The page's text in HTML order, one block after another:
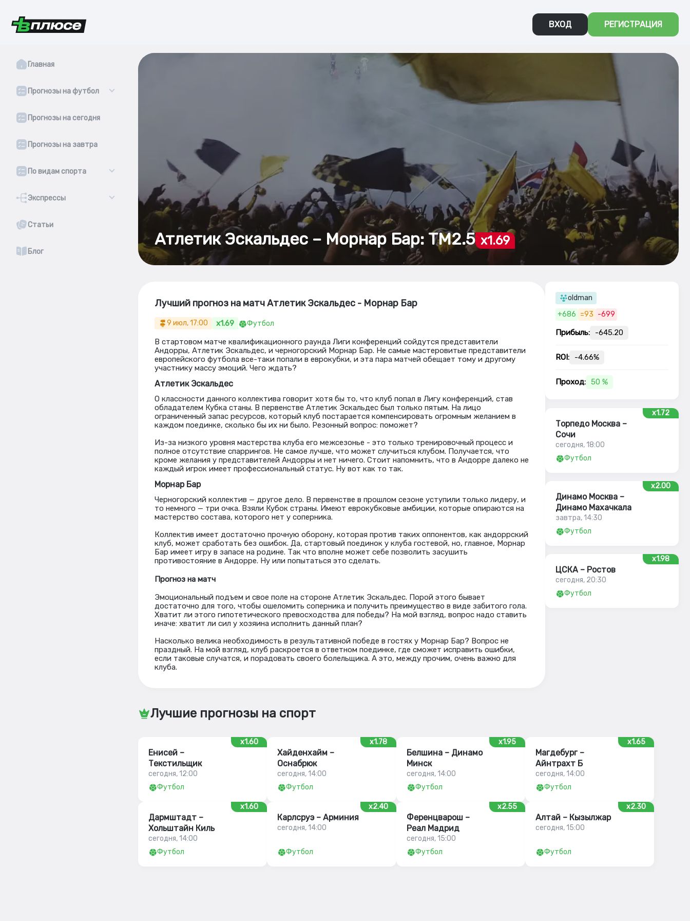
ВХОД РЕГИСТРАЦИЯ
Главная
Прогнозы на футбол
Прогнозы на сегодня
Прогнозы на завтра
По видам спорта
Экспрессы
Статьи
Блог
Атлетик Эскальдес – Морнар Бар: ТМ2.5 x1.69
Лучший прогноз на матч Атлетик Эскальдес - Морнар Бар
9 июл, 17:00 x1.69 Футбол
В стартовом матче квалификационного раунда Лиги конференций сойдутся представители
Андорры, Атлетик Эскальдес, и черногорский Морнар Бар. Не самые мастеровитые представители
европейского футбола все-таки попали в еврокубки, и эта пара матчей обещает тому и другому
участнику массу эмоций. Чего ждать?
Атлетик Эскальдес
О классности данного коллектива говорит хотя бы то, что клуб попал в Лигу конференций, став
обладателем Кубка станы. В первенстве Атлетик Эскальдес был только пятым. На лицо
ограниченный запас ресурсов, который клуб постарается компенсировать огромным желанием в
каждом поединке, сколько бы их ни было. Резонный вопрос: поможет?
Из-за низкого уровня мастерства клуба его межсезонье - это только тренировочный процесс и
полное отсутствие спаррингов. Не самое лучше, что может случиться клубом. Получается, что
кроме желания у представителей Андорры и нет ничего. Стоит напомнить, что в Андорре далеко не
каждый игрок имеет профессиональный статус. Ну вот как то так.
Морнар Бар
Черногорский коллектив — другое дело. В первенстве в прошлом сезоне уступили только лидеру, и
то немного — три очка. Взяли Кубок страны. Имеют еврокубковые амбиции, которые опираются на
мастерство состава, которого нет у соперника.
Коллектив имеет достаточно прочную оборону, которая против таких оппонентов, как андоррский
клуб, может сработать без ошибок. Да, стартовый поединок у клуба гостевой, но, главное, Морнар
Бар имеет игру в запасе на родине. Так что вполне может себе позволить засушить
противостояние в Андорре. Ну или попытаться это сделать.
Прогноз на матч
Эмоциональный подъем и свое поле на стороне Атлетик Эскальдес. Порой этого бывает
достаточно для того, чтобы ошеломить соперника и получить преимущество в виде забитого гола.
Хватит ли этого гипотетического превосходства для победы? На мой взгляд, вопрос надо ставить
иначе: хватит ли сил у хозяина исполнить данный план?
Насколько велика необходимость в результативной победе в гостях у Морнар Бар? Вопрос не
праздный. На мой взгляд, клуб раскроется в ответном поединке, где сможет исправить ошибки,
если таковые случатся, и порадовать своего болельщика. А это, между прочим, очень важно для
клуба.
oldman
+686 =93 -699
Прибыль: -645.20
ROI: -4.66%
Проход: 50 %
x1.72
Торпедо Москва –
Сочи
сегодня, 18:00
Футбол
x2.00
Динамо Москва –
Динамо Махачкала
завтра, 14:30
Футбол
x1.98
ЦСКА – Ростов
сегодня, 20:30
Футбол
Лучшие прогнозы на спорт
x1.60
Енисей –
Текстильщик
сегодня, 12:00
Футбол
x1.78
Хайденхайм –
Оснабрюк
сегодня, 14:00
Футбол
x1.95
Белшина – Динамо
Минск
сегодня, 14:00
Футбол
x1.65
Магдебург –
Айнтрахт Б
сегодня, 14:00
Футбол
x1.60
Дармштадт –
Хольштайн Киль
сегодня, 14:00
Футбол
x2.40
Карлсруэ – Арминия
сегодня, 14:00
Футбол
x2.55
Ференцварош –
Реал Мадрид
сегодня, 15:00
Футбол
x2.30
Алтай – Кызылжар
сегодня, 15:00
Футбол